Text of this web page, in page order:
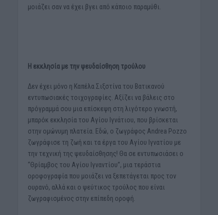
μοιάζει σαν να έχει βγει από κάποιο παραμύθι.
Η εκκλησία με την ψευδαίσθηση τρούλου
Δεν έχει μόνο η Καπέλα Σιξστίνα του Βατικανού
εντυπωσιακές τοιχογραφίες. Αξίζει να βάλεις στο
πρόγραμμά σου μια επίσκεψη στη λιγότερο γνωστή,
μπαρόκ εκκλησία του Αγίου Ιγνάτιου, που βρίσκεται
στην ομώνυμη πλατεία. Εδώ, ο ζωγράφος Andrea Pozzo
ζωγράφισε τη ζωή και τα έργα του Αγίου Ιγνατίου με
την τεχνική της ψευδαίσθησης! Θα σε εντυπωσιάσει ο
“Θρίαμβος του Αγίου Ιγναντίου”, μια τεράστια
οροφογραφία που μοιάζει να ξεπετάγεται προς τον
ουρανό, αλλά και ο ψεύτικος τρούλος που είναι
ζωγραφισμένος στην επίπεδη οροφή.